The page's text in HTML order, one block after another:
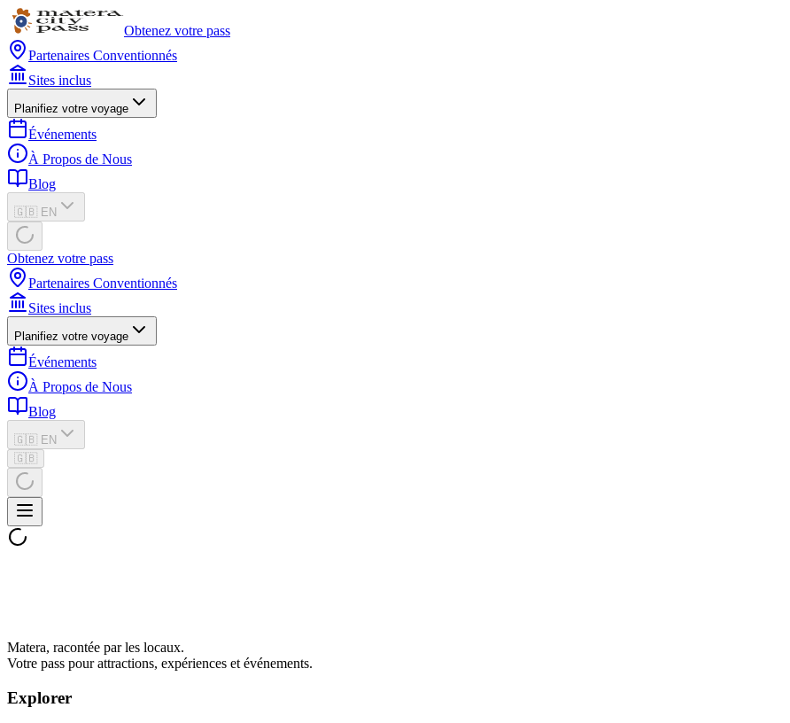
Obtenez votre pass
Partenaires Conventionnés
Sites inclus
Planifiez votre voyage
Événements
À Propos de Nous
Blog
🇬🇧 EN
Obtenez votre pass
Partenaires Conventionnés
Sites inclus
Planifiez votre voyage
Événements
À Propos de Nous
Blog
🇬🇧 EN
🇬🇧
Matera, racontée par les locaux.
Votre pass pour attractions, expériences et événements.
Explorer